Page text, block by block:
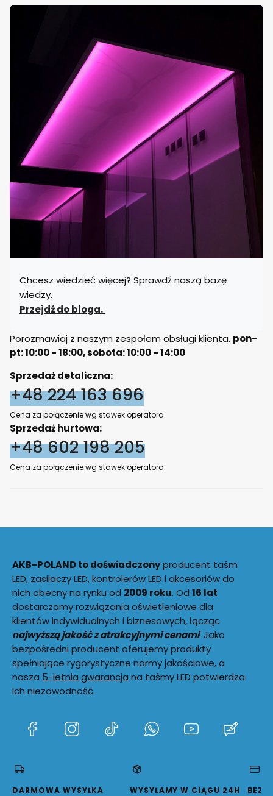
Chcesz wiedzieć więcej? Sprawdź naszą bazę
wiedzy.
Przejdź do bloga.
Porozmawiaj z naszym zespołem obsługi klienta. pon-
pt: 10:00 - 18:00, sobota: 10:00 - 14:00
Sprzedaż detaliczna:
+48 224 163 696
Cena za połączenie wg stawek operatora.
Sprzedaż hurtowa:
+48 602 198 205
Cena za połączenie wg stawek operatora.
AKB-POLAND to doświadczonyproducent taśm
LED, zasilaczy LED, kontrolerów LED i akcesoriów do
nich obecny na rynku od 2009 roku. Od 16 lat
dostarczamy rozwiązania oświetleniowe dla
klientów indywidualnych i biznesowych, łącząc
najwyższą jakość z atrakcyjnymi cenami. Jako
bezpośredni producent oferujemy produkty
spełniające rygorystyczne normy jakościowe, a
nasza 5-letnia gwarancja na taśmy LED potwierdza
ich niezawodność.
(Otwiera(Otwiera (Otwiera
nowej
(Otwiera(Otwiera
nowej
DARMOWA WYSYŁKA
WYSYŁAMY W CIĄGU 24H